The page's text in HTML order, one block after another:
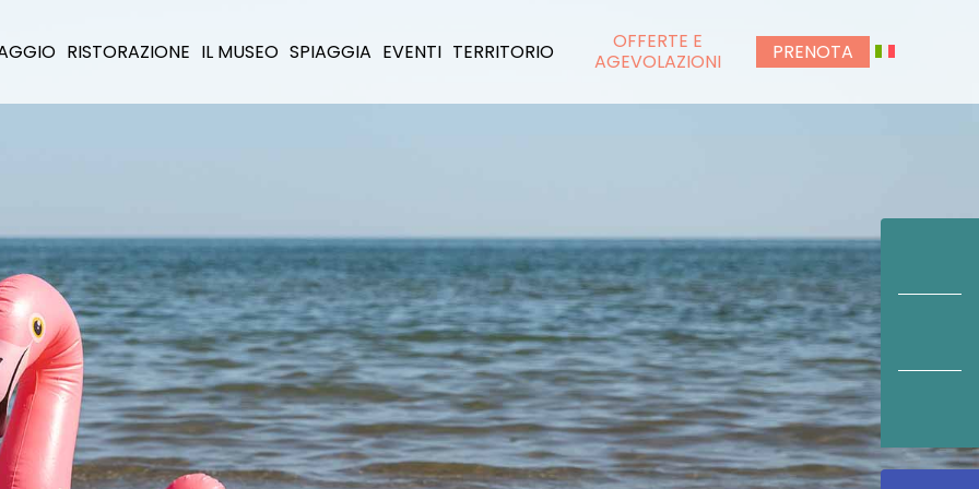
RISTORAZIONE IL MUSEO SPIAGGIA EVENTI TERRITORIO
OFFERTE E
AGEVOLAZIONI
PRENOTA